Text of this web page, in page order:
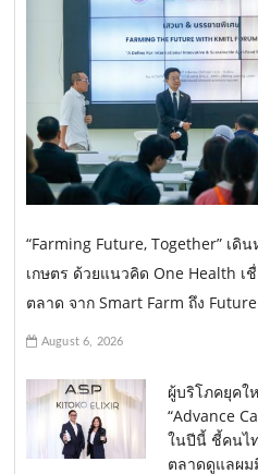
“Farming Future, Together” เ
เกษตร ด้วยแนวคิด One Health เ
ตลาด จาก Smart Farm ถึง
August 6, 2026
ผู้บริโภคยุคใ
“Advance
ในปีนี้ ชี้คนไ
ตลาดดูแลผม